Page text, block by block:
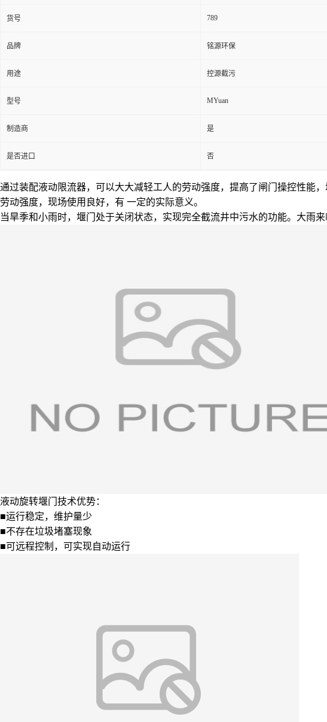
货号 789
品牌 铭源环保
用途 控源截污
型号 MYuan
制造商 是
是否进口 否
通过装配液动限流器，可以大大减轻工人的劳动强度，提高了闸门操控性能
劳动强度，现场使用良好，有 一定的实际意义。
当旱季和小雨时，堰门处于关闭状态，实现完全截流井中污水的功能。大雨
液动旋转堰门技术优势：
■运行稳定，维护量少
■不存在垃圾堵塞现象
■可远程控制，可实现自动运行